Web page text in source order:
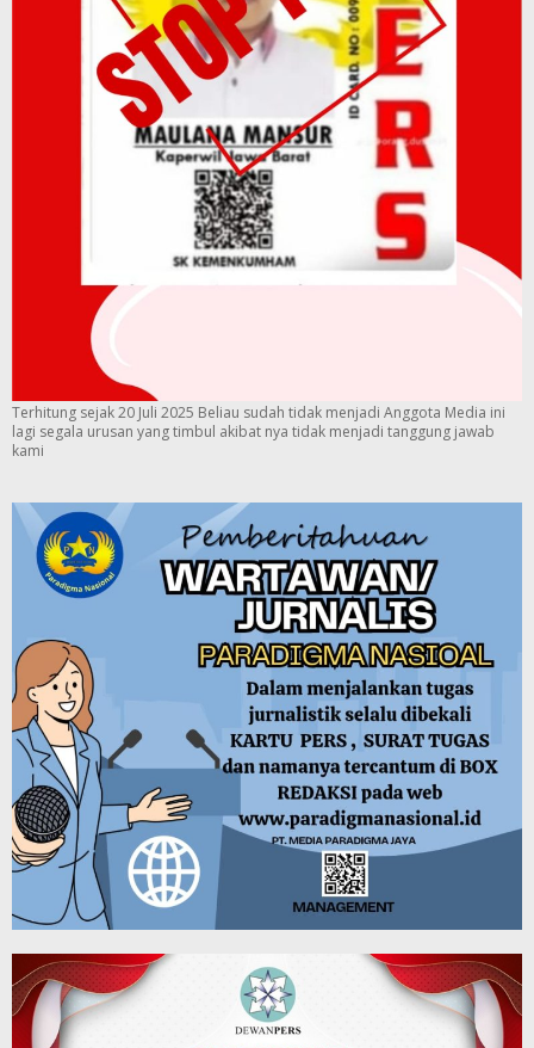
Terhitung sejak 20 Juli 2025 Beliau sudah tidak menjadi Anggota Media ini
lagi segala urusan yang timbul akibat nya tidak menjadi tanggung jawab
kami